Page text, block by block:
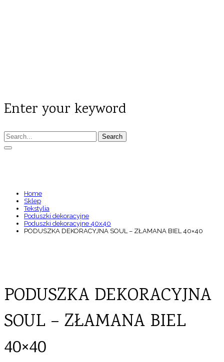
Enter your keyword
Search
Home
Sklep
Tekstylia
Poduszki dekoracyjne
Poduszki dekoracyjne 40x40
PODUSZKA DEKORACYJNA SOUL – ZŁAMANA BIEL 40×40
PODUSZKA DEKORACYJNA
SOUL – ZŁAMANA BIEL
40×40